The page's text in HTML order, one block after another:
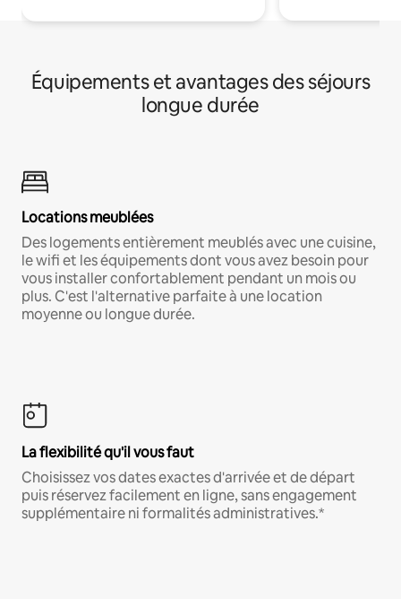
Équipements et avantages des séjours
longue durée
Locations meublées
Des logements entièrement meublés avec une cuisine,
le wifi et les équipements dont vous avez besoin pour
vous installer confortablement pendant un mois ou
plus. C'est l'alternative parfaite à une location
moyenne ou longue durée.
La flexibilité qu'il vous faut
Choisissez vos dates exactes d'arrivée et de départ
puis réservez facilement en ligne, sans engagement
supplémentaire ni formalités administratives.*